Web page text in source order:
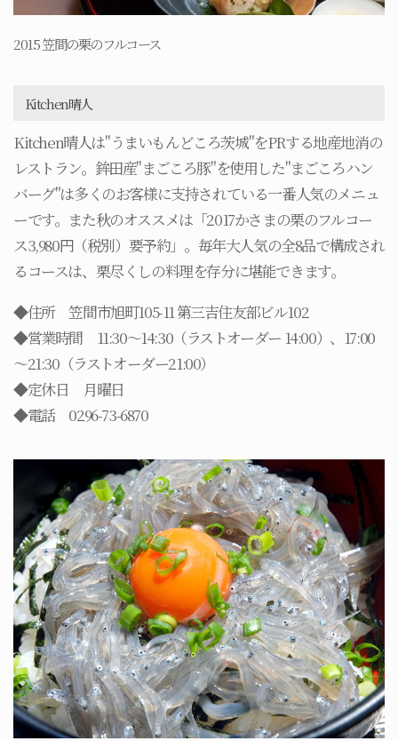
2015 笠間の栗のフルコース
Kitchen晴人
Kitchen晴人は"うまいもんどころ茨城"をPRする地産地消の
レストラン。鉾田産"まごころ豚"を使用した"まごころハン
バーグ"は多くのお客様に支持されている一番人気のメニュ
ーです。また秋のオススメは「2017かさまの栗のフルコー
ス3,980円（税別）要予約」。毎年大人気の全8品で構成され
るコースは、栗尽くしの料理を存分に堪能できます。
◆住所 笠間市旭町105-11 第三吉住友部ビル102
◆営業時間 11:30～14:30（ラストオーダー 14:00）、17:00
～21:30（ラストオーダー21:00）
◆定休日 月曜日
◆電話 0296-73-6870